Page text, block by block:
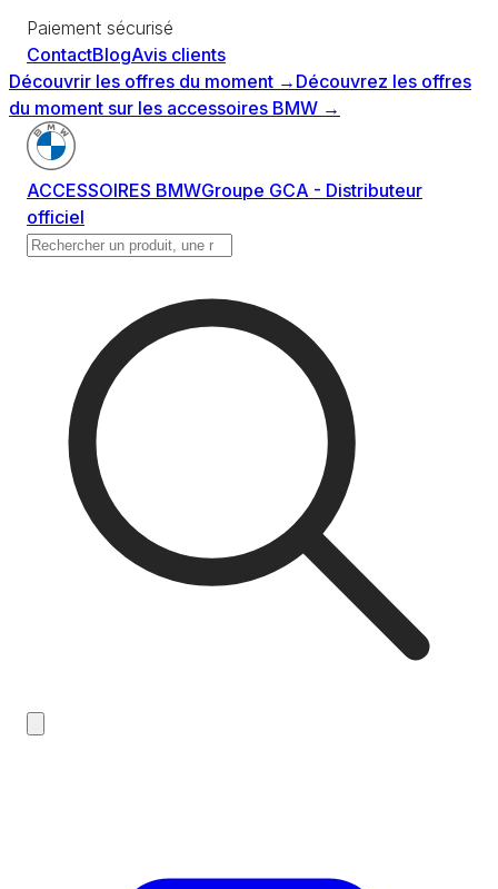
Paiement sécurisé
ContactBlogAvis clients
Découvrir les offres du moment → Découvrez les offres
du moment sur les accessoires BMW →
ACCESSOIRES BMWGroupe GCA - Distributeur
officiel